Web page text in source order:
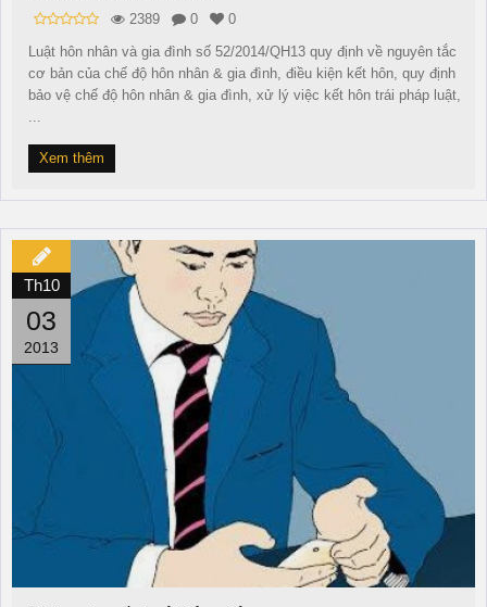
2389 0
0
Luật hôn nhân và gia đình số 52/2014/QH13 quy định về nguyên tắc
cơ bản của chế độ hôn nhân & gia đình, điều kiện kết hôn, quy định
bảo vệ chế độ hôn nhân & gia đình, xử lý việc kết hôn trái pháp luật,
...
Xem thêm
Th10
03
2013